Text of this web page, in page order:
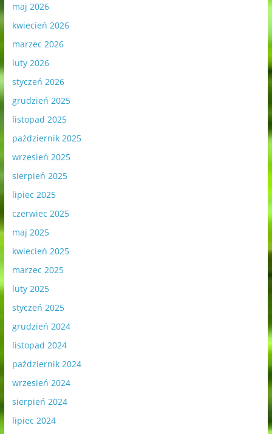
maj 2026
kwiecień 2026
marzec 2026
luty 2026
styczeń 2026
grudzień 2025
listopad 2025
październik 2025
wrzesień 2025
sierpień 2025
lipiec 2025
czerwiec 2025
maj 2025
kwiecień 2025
marzec 2025
luty 2025
styczeń 2025
grudzień 2024
listopad 2024
październik 2024
wrzesień 2024
sierpień 2024
lipiec 2024